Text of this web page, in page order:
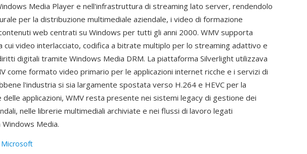
Media Player e nell'infrastruttura di streaming lato server, rendendolo
per la distribuzione multimediale aziendale, i video di formazione
web centrati su Windows per tutti gli anni 2000. WMV supporta
cui video interlacciato, codifica a bitrate multiplo per lo streaming adattivo e
digitali tramite Windows Media DRM. La piattaforma Silverlight utilizzava
come formato video primario per le applicazioni internet ricche e i servizi di
l'industria si sia largamente spostata verso H.264 e HEVC per la
applicazioni, WMV resta presente nei sistemi legacy di gestione dei
nelle librerie multimediali archiviate e nei flussi di lavoro legati
Media.
Microsoft